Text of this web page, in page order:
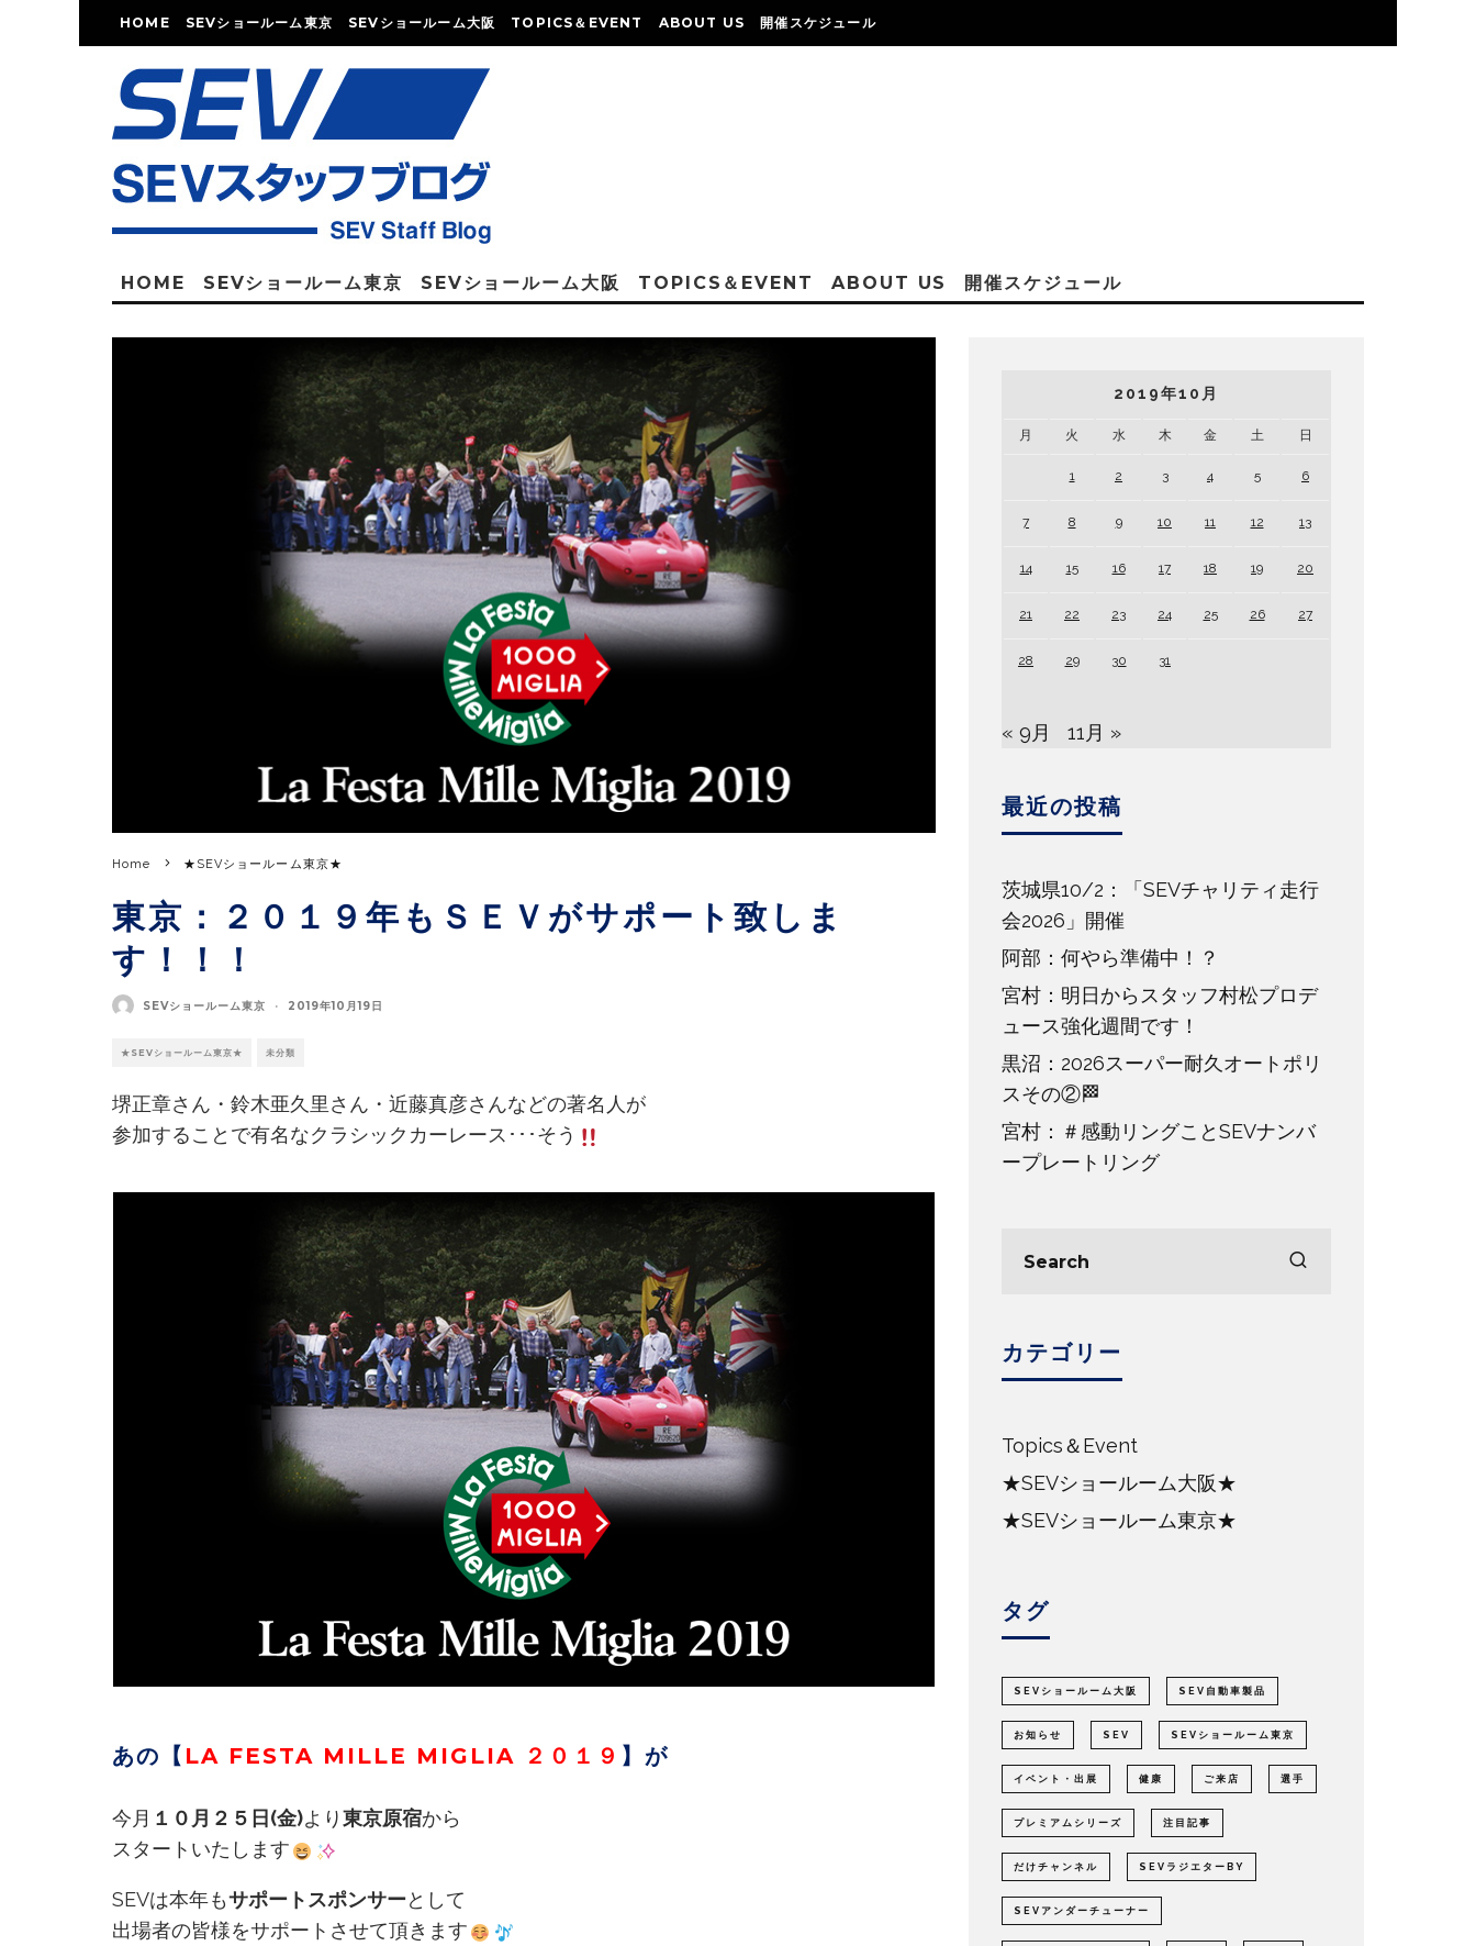
HOME SEVショールーム東京 SEVショールーム大阪 TOPICS＆EVENT ABOUT US 開催スケジュール
HOME SEVショールーム東京 SEVショールーム大阪 TOPICS＆EVENT ABOUT US 開催スケジュール
Home ★SEVショールーム東京★
東京：２０１９年もＳＥＶがサポート致しま
す！！！
SEVショールーム東京 · 2019年10月19日
★SEVショールーム東京★ 未分類
堺正章さん・鈴木亜久里さん・近藤真彦さんなどの著名人が
参加することで有名なクラシックカーレース･･･そう
あの【 LA FESTA MILLE MIGLIA ２０１９ 】が
今月 １０月２５日(金)より東京原宿から
スタートいたします
SEVは本年もサポートスポンサーとして
出場者の皆様をサポートさせて頂きます
2019年10月
月 火 水 木 金 土 日
1 2 3 4 5 6
7 8 9 10 11 12 13
14 15 16 17 18 19 20
21 22 23 24 25 26 27
28 29 30 31
« 9月 11月 »
最近の投稿
茨城県10/2：「SEVチャリティ走行
会2026」開催
阿部：何やら準備中！？
宮村：明日からスタッフ村松プロデ
ュース強化週間です！
黒沼：2026スーパー耐久オートポリ
スその②🏁
宮村：＃感動リングことSEVナンバ
ープレートリング
カテゴリー
Topics＆Event
★SEVショールーム大阪★
★SEVショールーム東京★
タグ
SEVショールーム大阪 SEV自動車製品
お知らせ SEV SEVショールーム東京
イベント・出展 健康 ご来店 選手
プレミアムシリーズ 注目記事
だけチャンネル SEVラジエターBY
SEVアンダーチューナー